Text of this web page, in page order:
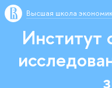
Высшая школа
Институт